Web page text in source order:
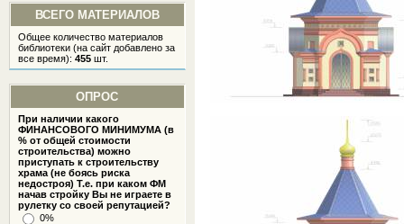
ВСЕГО МАТЕРИАЛОВ
Общее количество материалов
библиотеки (на сайт добавлено за
все время):455 шт.
ОПРОС
При наличии какого
ФИНАНСОВОГО МИНИМУМА (в
% от общей стоимости
строительства) можно
приступать к строительству
храма (не боясь риска
недостроя) Т.е. при каком ФМ
начав стройку Вы не играете в
рулетку со своей репутацией?
0%